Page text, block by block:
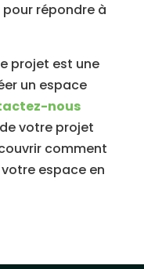
répondre à
projet est une
un espace
nous
votre projet
comment
espace en